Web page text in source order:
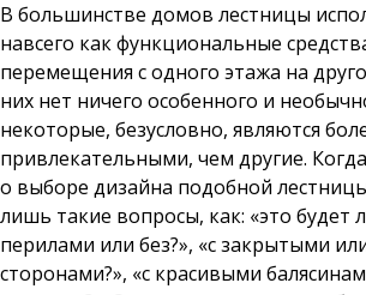
В большинстве домов лестницы
навсего как функциональные
перемещения с одного этажа на
них нет ничего особенного и
некоторые, безусловно, являются
привлекательными, чем другие.
о выборе дизайна подобной
лишь такие вопросы, как: «это будет
перилами или без?», «с закрытыми
сторонами?», «с красивыми